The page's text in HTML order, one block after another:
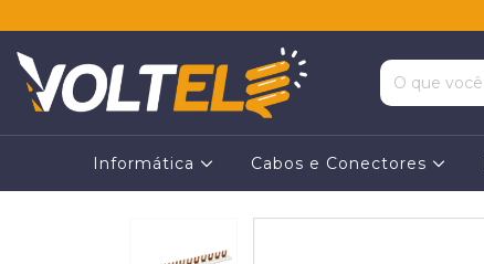
Informática Cabos e Conectores